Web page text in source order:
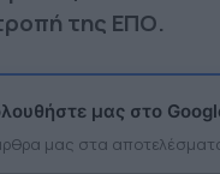
της ΕΠΟ.
μας στο
μας στα